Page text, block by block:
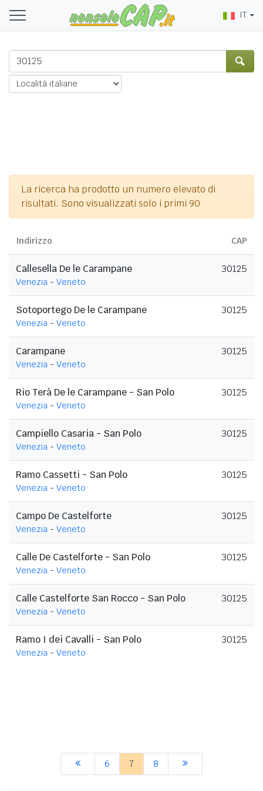
IT
La ricerca ha prodotto un numero elevato di
risultati. Sono visualizzati solo i primi 90
Indirizzo CAP
Callesella De le Carampane
Venezia - Veneto
30125
Sotoportego De le Carampane
Venezia - Veneto
30125
Carampane
Venezia - Veneto
30125
Rio Terà De le Carampane - San Polo
Venezia - Veneto
30125
Campiello Casaria - San Polo
Venezia - Veneto
30125
Ramo Cassetti - San Polo
Venezia - Veneto
30125
Campo De Castelforte
Venezia - Veneto
30125
Calle De Castelforte - San Polo
Venezia - Veneto
30125
Calle Castelforte San Rocco - San Polo
Venezia - Veneto
30125
Ramo I dei Cavalli - San Polo
Venezia - Veneto
30125
6 7 8